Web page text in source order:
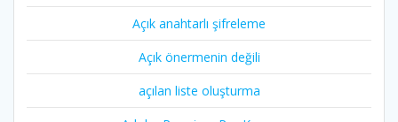
Açık anahtarlı şifreleme
Açık önermenin değili
açılan liste oluşturma